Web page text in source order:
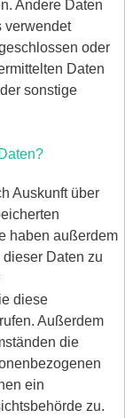
Andere Daten
verwendet
oder
Daten
sonstige
Auskunft über
haben außerdem
Daten zu
diese
Außerdem
die
ein
zu.